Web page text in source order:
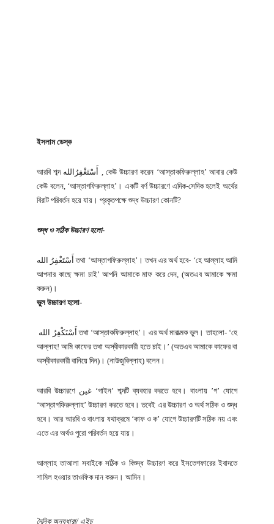
ইসলাম ডেস্ক
আরবি শব্দ أَسْتَغْفِرُالله , কেউ উচ্চারণ করেন ‘আস্তাকফিরুল্লাহ’ আবার কেউ
কেউ বলেন, ‘আস্তাগফিরুল্লাহ’। একটি বর্ণ উচ্চারণে এদিক-সেদিক হলেই অর্থের
বিরাট পরিবর্তন হয়ে যায়। প্রকৃতপক্ষে শুদ্ধ উচ্চারণ কোনটি?
শুদ্ধ ও সঠিক উচ্চারণ হলো-
أَسْتَغْفِرُ الله তথা ‘আস্তাগফিরুল্লাহ’। তখন এর অর্থ হবে- ‘হে আল্লাহ আমি
আপনার কাছে ক্ষমা চাই’ আপনি আমাকে মাফ করে দেন, (অতএব আমাকে ক্ষমা
করুন)।
ভুল উচ্চারণ হলো-
আল্লাহ! আমি কাফের তথা অস্বীকারকারী হতে চাই।’ (অতএব আমাকে কাফের বা
অস্বীকারকারী বানিয়ে দিন)। (নাউজুবিল্লাহ) বলেন।
আরবি উচ্চারণে غين ‘গাইন’ শব্দটি ব্যবহার করতে হবে। বাংলায় ’গ’ যোগে
‘আস্তাগফিরুল্লাহ’ উচ্চারণ করতে হবে। তবেই এর উচ্চারণ ও অর্থ সঠিক ও শুদ্ধ
হবে। আর আরবি ও বাংলায় যথাক্রমে ‘কাফ ও ক’ যোগে উচ্চারণটি সঠিক নয় এবং
এতে এর অর্থও পুরো পরিবর্তন হয়ে যায়।
আল্লাহ তাআলা সবাইকে সঠিক ও বিশুদ্ধ উচ্চারণ করে ইসতেগফারের ইবাদতে
শামিল হওয়ার তাওফিক দান করুন। আমিন।
দৈনিক অন্যধারা/ এইচ